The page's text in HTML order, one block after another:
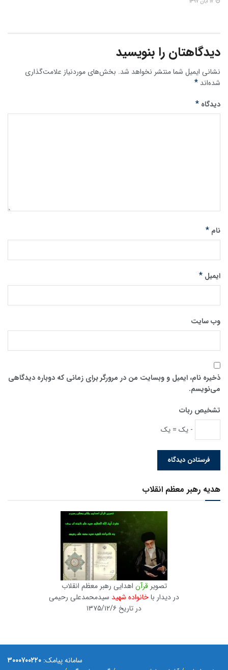
دیدگاهتان را بنویسید
نشانی ایمیل شما منتشر نخواهد شد. بخش‌های موردنیاز علامت‌گذاری
شده‌اند *
دیدگاه *
نام *
ایمیل *
وب‌ سایت
ذخیره نام، ایمیل و وبسایت من در مرورگر برای زمانی که دوباره دیدگاهی
می‌نویسم.
تشخیص ربات
- یک = یک
هدیه رهبر معظم انقلاب
تصویرقرآن اهدایی رهبر معظم انقلاب
در دیدار باخانواده شهید سیدمحمدعلی رحیمی
در تاریخ ۱۳۷۵/۱۲/۶
سامانه پیامک: ۳۰۰۰۷۰۰۲۲۰